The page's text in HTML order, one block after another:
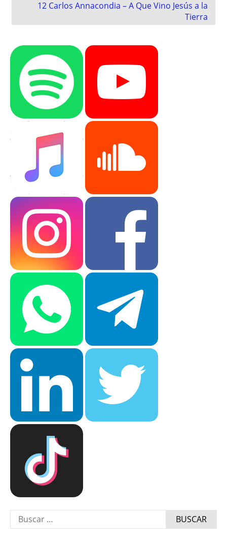
12 Carlos Annacondia – A Que Vino Jesús a la
Tierra
Buscar: